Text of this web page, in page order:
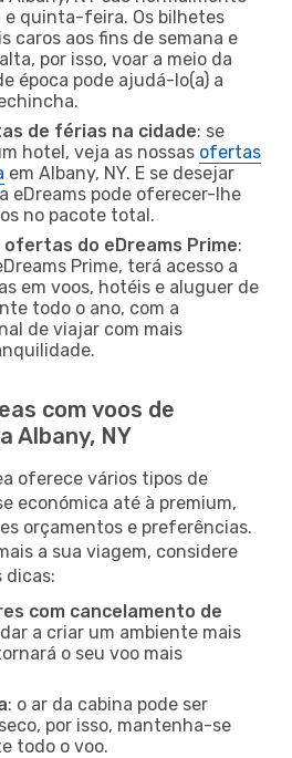
quinta-feira. Os bilhetes
caros aos fins de semana e
por isso, voar a meio da
época pode ajudá-lo(a) a
de férias na cidade: se
hotel, veja as nossas ofertas
em Albany, NY. E se desejar
eDreams pode oferecer-lhe
no pacote total.
do eDreams Prime:
Prime, terá acesso a
em voos, hotéis e aluguer de
todo o ano, com a
de viajar com mais
com voos de
Albany, NY
oferece vários tipos de
económica até à premium,
orçamentos e preferências.
a sua viagem, considere
dicas:
com cancelamento de
a criar um ambiente mais
o seu voo mais
: o ar da cabina pode ser
por isso, mantenha-se
todo o voo.